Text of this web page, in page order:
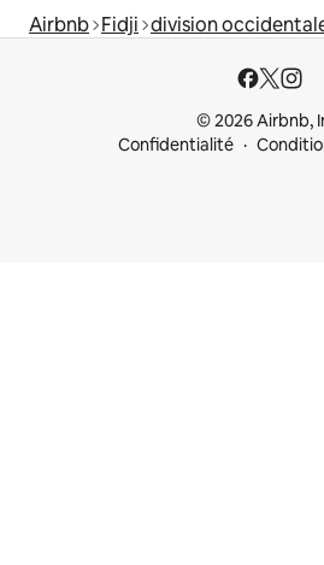
Airbnb Fidji division
© 2026 Airbnb,
Confidentialité